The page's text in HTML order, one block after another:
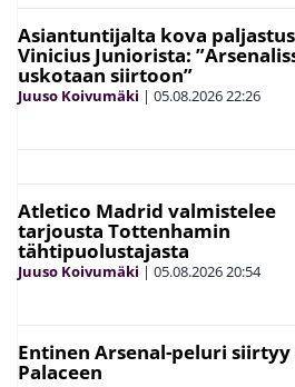
Asiantuntijalta kova paljastus
Vinicius Juniorista:
uskotaan siirtoon”
Juuso Koivumäki | 05.08.202622:26
Atletico Madrid valmistelee
tarjousta Tottenhamin
tähtipuolustajasta
Juuso Koivumäki | 05.08.202620:54
Entinen Arsenal-peluri siirtyy
Palaceen